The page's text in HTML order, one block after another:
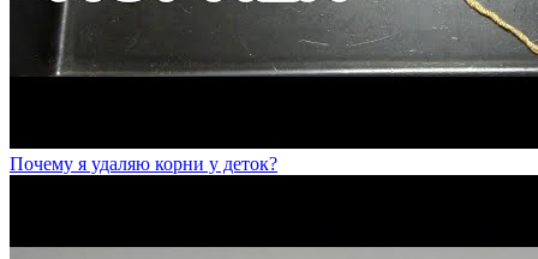
Почему я удаляю корни у деток?